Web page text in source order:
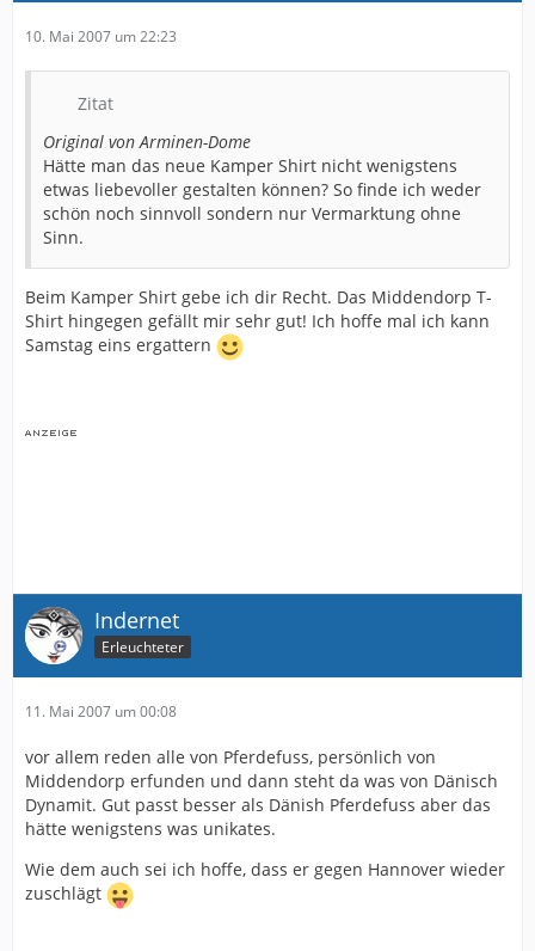
10. Mai 2007 um 22:23
Zitat
Original von Arminen-Dome
Hätte man das neue Kamper Shirt nicht wenigstens
etwas liebevoller gestalten können? So finde ich weder
schön noch sinnvoll sondern nur Vermarktung ohne
Sinn.
Beim Kamper Shirt gebe ich dir Recht. Das Middendorp T-
Shirt hingegen gefällt mir sehr gut! Ich hoffe mal ich kann
Samstag eins ergattern
Indernet
Erleuchteter
11. Mai 2007 um 00:08
vor allem reden alle von Pferdefuss, persönlich von
Middendorp erfunden und dann steht da was von Dänisch
Dynamit. Gut passt besser als Dänish Pferdefuss aber das
hätte wenigstens was unikates.
Wie dem auch sei ich hoffe, dass er gegen Hannover wieder
zuschlägt